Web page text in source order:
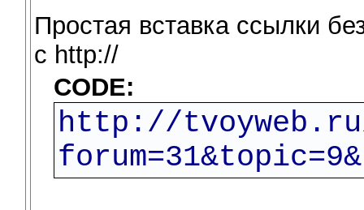
Простая вставка ссылки
c http://
CODE:
http://